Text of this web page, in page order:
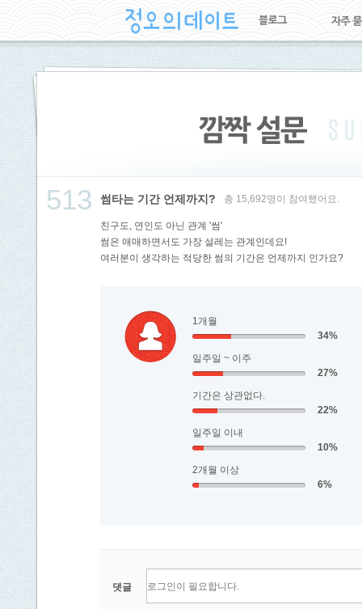
513 썸타는 기간 언제까지? 총 15,692명이 참여했어요.
친구도, 연인도 아닌 관계 '썸'
썸은 애매하면서도 가장 설레는 관계인데요!
여러분이 생각하는 적당한 썸의 기간은 언제까지 인가요?
1개월
34%
일주일 ~ 이주
27%
기간은 상관없다.
22%
일주일 이내
10%
2개월 이상
6%
댓글